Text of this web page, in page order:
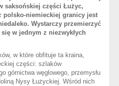
saksońskiej części Łużyc,
polsko-niemieckiej granicy jest
Wystarczy przemierzyć
w jednym z niezwykłych
w które obfituje ta kraina,
części: szlaków
górnictwa węglowego, przemysłu
Nysy Łużyckiej. Wśród nich